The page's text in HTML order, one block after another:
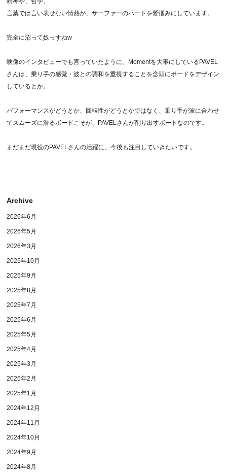
言葉では言い表せない情熱が、サーファーのハートを鷲掴みにしています。
完全に沼って奴っすねw
映像のインタビューでも言っていたように、Momentを大事にしているPAVEL
さんは、乗り手の感覚・波との調和を重視することを念頭にボードをデザイン
しているとか。
パフォーマンスがどうとか、回転性がどうとかではなく、乗り手が波に合わせ
てスムーズに滑るボードこそが、PAVELさんが削り出すボードなのです。
まだまだ現役のPAVELさんの活躍に、今後も注目していきたいです。
Archive
2026年6月
2026年5月
2026年3月
2025年10月
2025年9月
2025年8月
2025年7月
2025年6月
2025年5月
2025年4月
2025年3月
2025年2月
2025年1月
2024年12月
2024年11月
2024年10月
2024年9月
2024年8月